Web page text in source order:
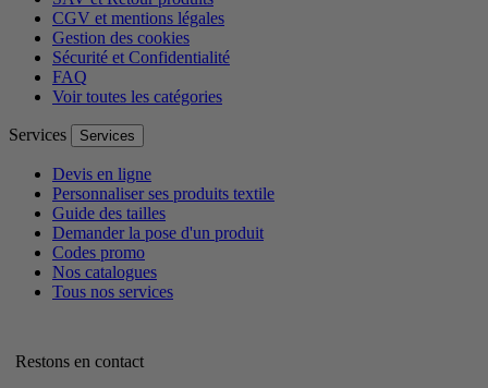
CGV et mentions légales
Gestion des cookies
Sécurité et Confidentialité
FAQ
Voir toutes les catégories
Services Services
Devis en ligne
Personnaliser ses produits textile
Guide des tailles
Demander la pose d'un produit
Codes promo
Nos catalogues
Tous nos services
Restons en contact